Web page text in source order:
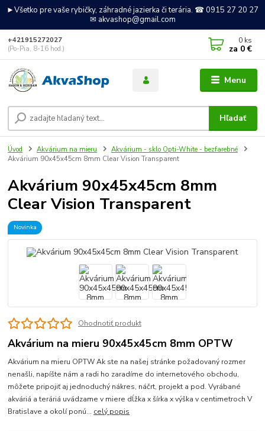
►Všetko pre vaše rybičky, záhradné jazierka či terária. ☎ 0915 27 20 27
✉ akvashop@gmail.com
Menu
Hľadať
+421915272027
(Po-Pia, 8-16 hod.)
0 ks
za 0 €
Úvod Akvárium na mieru
Akvárium - sklo Opti-White - bezfarebné
Akvárium 90x45x45cm 8mm Clear Vision Transparent
Akvárium 90x45x45cm 8mm
Clear Vision Transparent
Novinka
Ohodnotiť produkt
Akvárium na mieru 90x45x45cm 8mm OPTW
Akvárium na mieru OPTW Ak ste na našej stránke požadovaný rozmer
nenašli, napíšte nám a radi ho zaradíme do internetového obchodu,
môžete pripojiť aj jednoduchý nákres, náčrt, projekt a pod. Vyrábané
akváriá a teráriá uvádzame v miere dĺžka x šírka x výška v centimetroch V
Bratislave a okolí ponú... celý popis